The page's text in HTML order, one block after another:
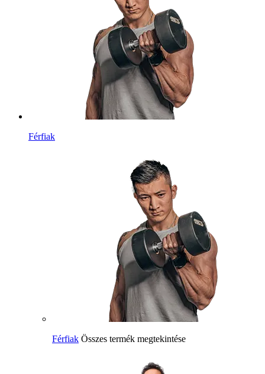
Férfiak
Férfiak Összes termék megtekintése